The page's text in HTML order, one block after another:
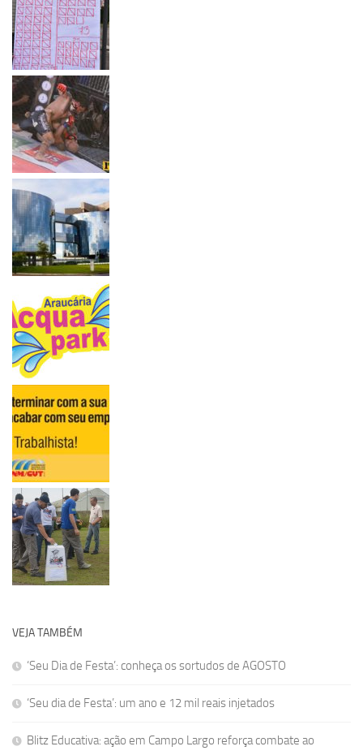
VEJA TAMBÉM
‘Seu Dia de Festa’: conheça os sortudos de AGOSTO
‘Seu dia de Festa’: um ano e 12 mil reais injetados
Blitz Educativa: ação em Campo Largo reforça combate ao